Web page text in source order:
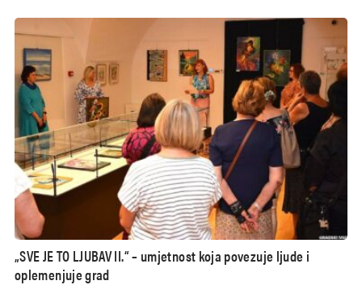
„SVE JE TO LJUBAV II.“ – umjetnost koja povezuje ljude i
oplemenjuje grad